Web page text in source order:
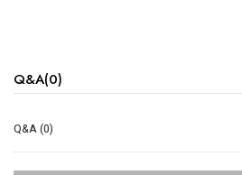
Q&A(0)
Q&A (0)